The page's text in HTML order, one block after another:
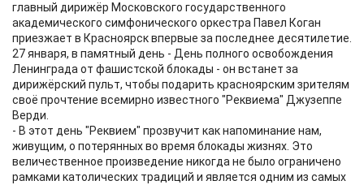
главный дирижёр Московского государственного
академического симфонического оркестра Павел Коган
приезжает в Красноярск впервые за последнее десятилетие.
27 января, в памятный день - День полного освобождения
Ленинграда от фашистской блокады - он встанет за
дирижёрский пульт, чтобы подарить красноярским зрителям
своё прочтение всемирно известного "Реквиема" Джузеппе
Верди.
- В этот день "Реквием" прозвучит как напоминание нам,
живущим, о потерянных во время блокады жизнях. Это
величественное произведение никогда не было ограничено
рамками католических традиций и является одним из самых